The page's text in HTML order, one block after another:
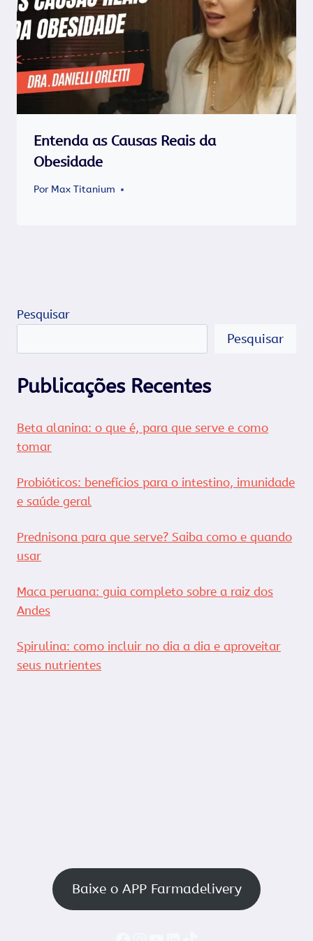
Entenda as Causas Reais da
Obesidade
Por Max Titanium
Pesquisar
Pesquisar
Publicações Recentes
Beta alanina: o que é, para que serve e como
tomar
Probióticos: benefícios para o intestino, imunidade
e saúde geral
Prednisona para que serve? Saiba como e quando
usar
Maca peruana: guia completo sobre a raiz dos
Andes
Spirulina: como incluir no dia a dia e aproveitar
seus nutrientes
Baixe o APP Farmadelivery